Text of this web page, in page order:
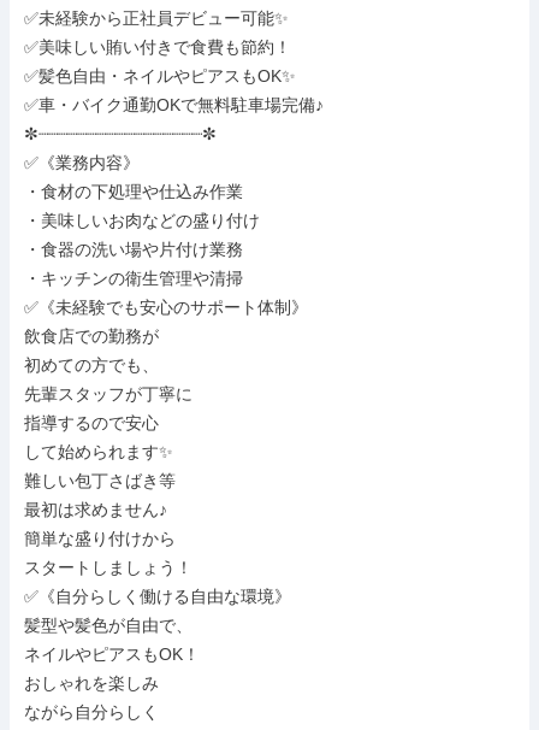
✅未経験から正社員デビュー可能✨
✅美味しい賄い付きで食費も節約！
✅髪色自由・ネイルやピアスもOK✨
✅車・バイク通勤OKで無料駐車場完備♪
✼┈┈┈┈┈┈┈┈┈┈┈┈┈┈┈┈┈✼
✅《業務内容》
・食材の下処理や仕込み作業
・美味しいお肉などの盛り付け
・食器の洗い場や片付け業務
・キッチンの衛生管理や清掃
✅《未経験でも安心のサポート体制》
飲食店での勤務が
初めての方でも、
先輩スタッフが丁寧に
指導するので安心
して始められます✨
難しい包丁さばき等
最初は求めません♪
簡単な盛り付けから
スタートしましょう！
✅《自分らしく働ける自由な環境》
髪型や髪色が自由で、
ネイルやピアスもOK！
おしゃれを楽しみ
ながら自分らしく